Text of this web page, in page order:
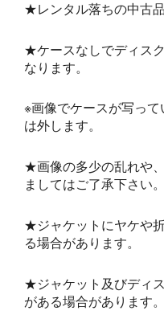
★レンタル落ちの中古品
★ケースなしでディス
なります。
※画像でケースが写っ
は外します。
★画像の多少の乱れや
ましてはご了承下さい。
★ジャケットにヤケや
る場合があります。
★ジャケット及びディ
がある場合があります。